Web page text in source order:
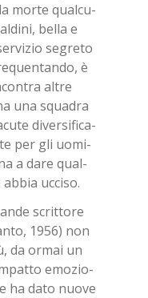
mor­te qual­cu­
bel­la e
se­gre­to
è
al­tre
una squa­dra
di­ver­si­fi­ca­
per gli uo­mi­
a dare qual­
uc­ci­so.
scrit­to­re
1956) non
da or­mai un
emo­zio­
ha dato nuo­ve